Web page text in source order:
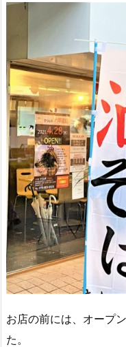
お店の前には、オープ
た。